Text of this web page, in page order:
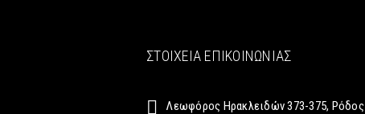
ΣΤΟΙΧΕΊΑ ΕΠΙΚΟΙΝΩΝΊΑΣ
Λεωφόρος Ηρακλειδών 373-375, Ρόδος